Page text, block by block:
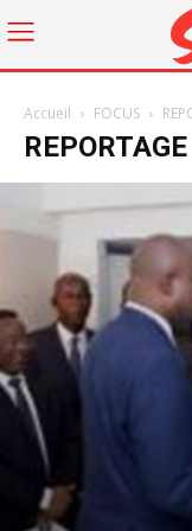
Accueil FOCUS
REPORTAGE